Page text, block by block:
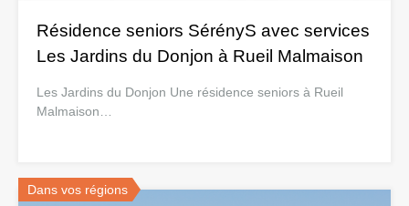
Résidence seniors SérényS avec services
Les Jardins du Donjon à Rueil Malmaison
Les Jardins du Donjon Une résidence seniors à Rueil
Malmaison…
Dans vos régions